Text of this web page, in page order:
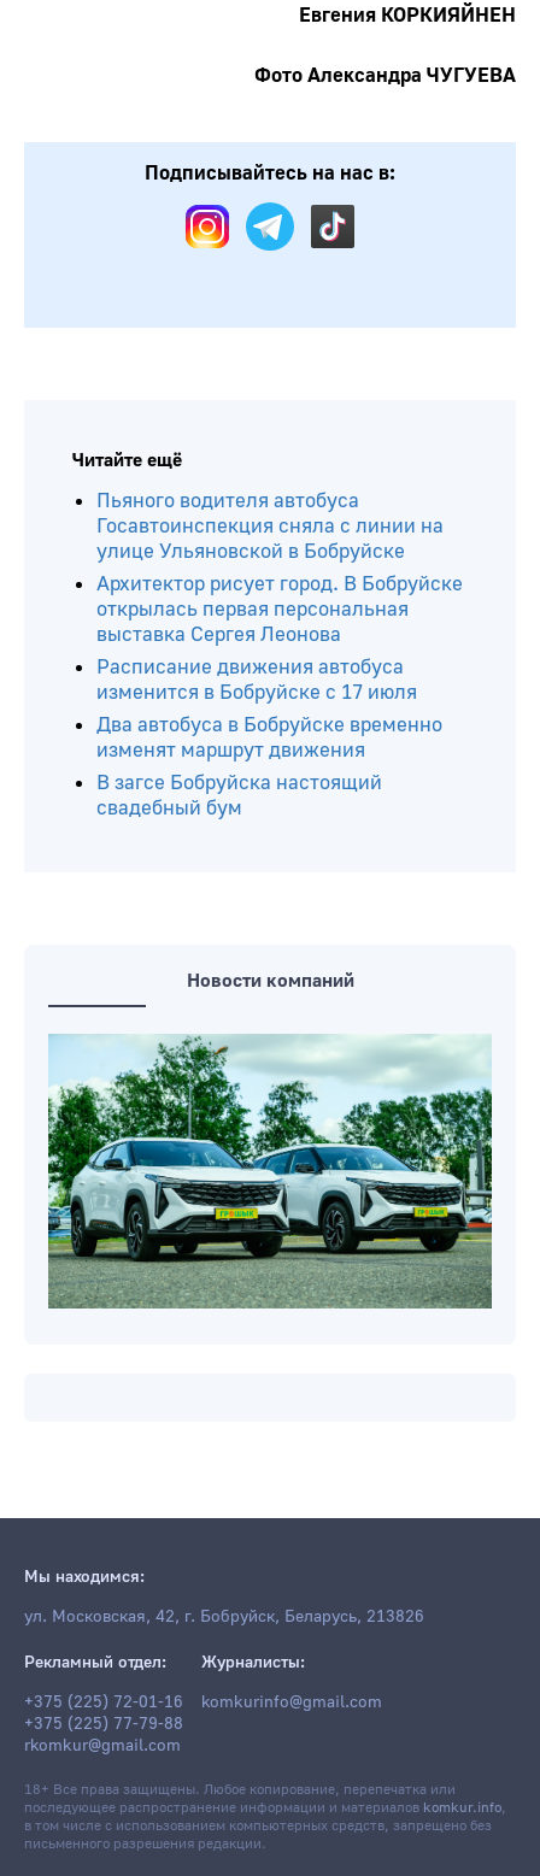
Евгения КОРКИЯЙНЕН
Фото Александра ЧУГУЕВА
Подписывайтесь на нас в:
Читайте ещё
Пьяного водителя автобуса
Госавтоинспекция сняла с линии на
улице Ульяновской в Бобруйске
Архитектор рисует город. В Бобруйске
открылась первая персональная
выставка Сергея Леонова
свадебный бум
Новости компаний
Мы находимся:
ул. Московская, 42, г. Бобруйск, Беларусь, 213826
Рекламный отдел:
Журналисты: